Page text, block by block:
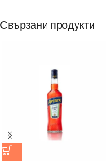
Свързани продукти